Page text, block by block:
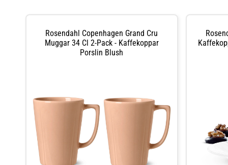
Rosendahl Copenhagen Grand Cru
Muggar 34 Cl 2-Pack - Kaffekoppar
Porslin Blush